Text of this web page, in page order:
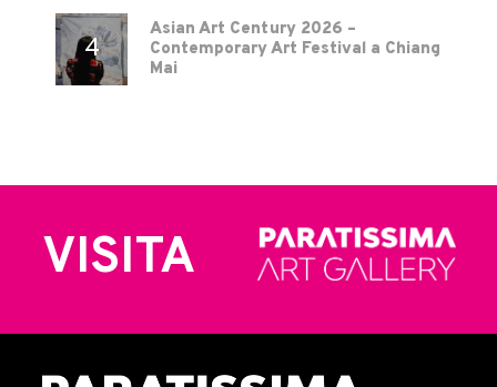
Asian Art Century 2026 –
Contemporary Art Festival a Chiang
Mai
VISITA